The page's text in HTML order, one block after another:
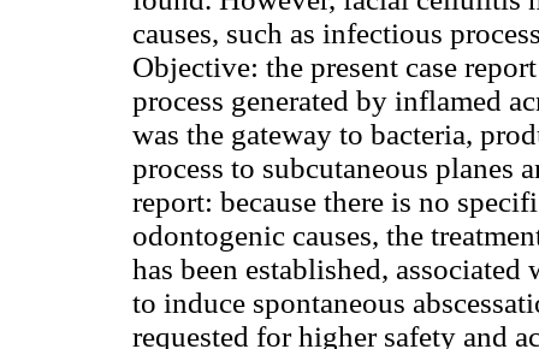
causes, such as infectious
Objective: the present case
process generated by inflamed
was the gateway to bacteria,
process to subcutaneous
report: because there is no
odontogenic causes, the
has been established,
to induce spontaneous
requested for higher safety and